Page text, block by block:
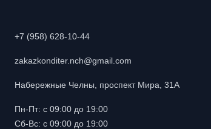
+7 (958) 628-10-44
zakazkonditer.nch@gmail.com
Набережные Челны, проспект Мира, 31А
Пн-Пт: с 09:00 до 19:00
Сб-Вс: с 09:00 до 19:00